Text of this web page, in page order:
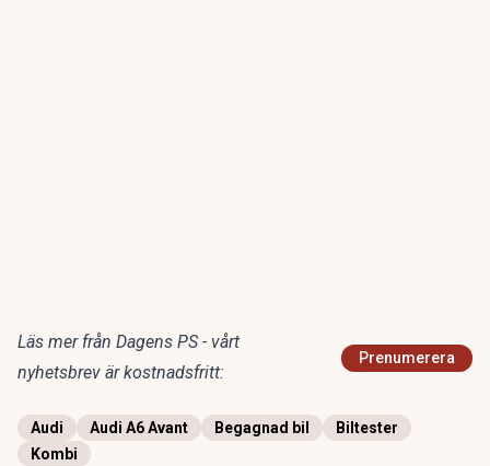
Läs mer från Dagens PS - vårt
nyhetsbrev är kostnadsfritt:
Prenumerera
Audi Audi A6 Avant Begagnad bil
Biltester
Kombi